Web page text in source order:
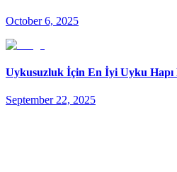
October 6, 2025
Uykusuzluk İçin En İyi Uyku Hapı
September 22, 2025